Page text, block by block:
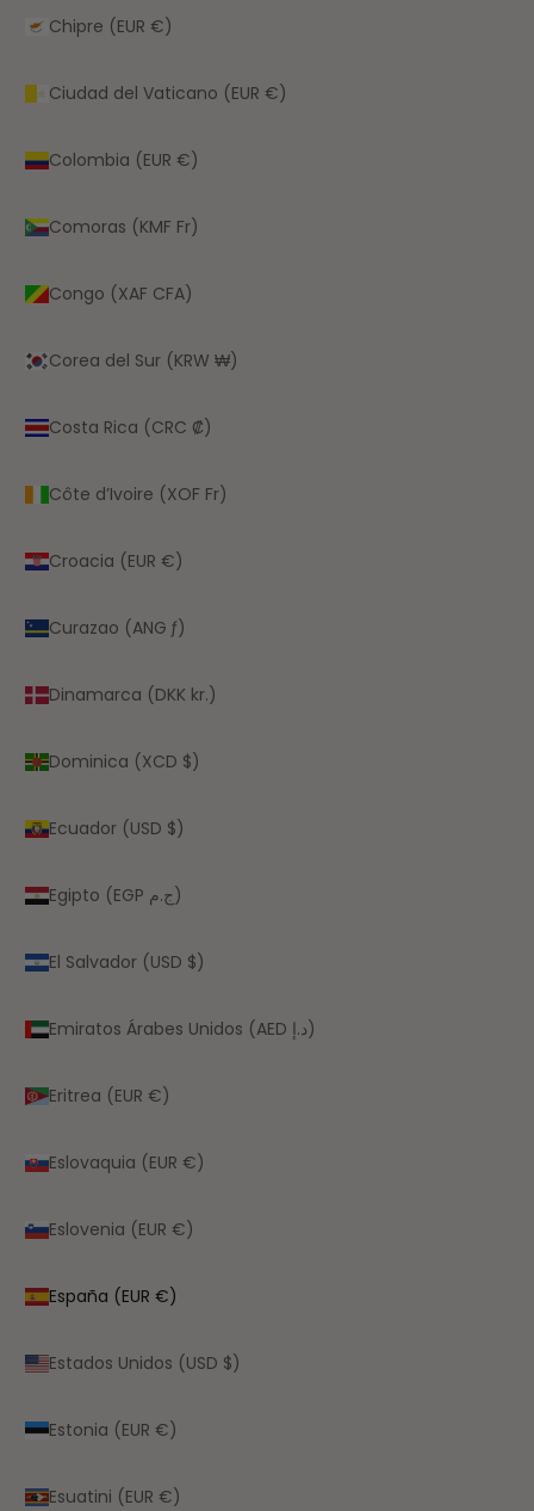
Chipre (EUR €)
Ciudad del Vaticano (EUR €)
Colombia (EUR €)
Comoras (KMF Fr)
Congo (XAF CFA)
Corea del Sur (KRW ₩)
Costa Rica (CRC ₡)
Côte d’Ivoire (XOF Fr)
Croacia (EUR €)
Curazao (ANG ƒ)
Dinamarca (DKK kr.)
Dominica (XCD $)
Ecuador (USD $)
Egipto (EGP ج.م)
El Salvador (USD $)
Emiratos Árabes Unidos (AED د.إ)
Eritrea (EUR €)
Eslovaquia (EUR €)
Eslovenia (EUR €)
España (EUR €)
Estados Unidos (USD $)
Estonia (EUR €)
Esuatini (EUR €)